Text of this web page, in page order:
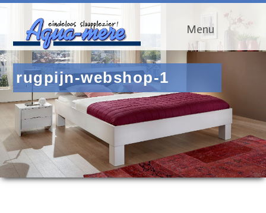
Menu
rugpijn-webshop-1